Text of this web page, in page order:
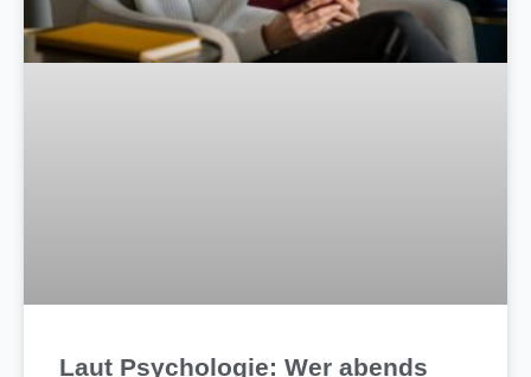
Laut Psychologie: Wer abends